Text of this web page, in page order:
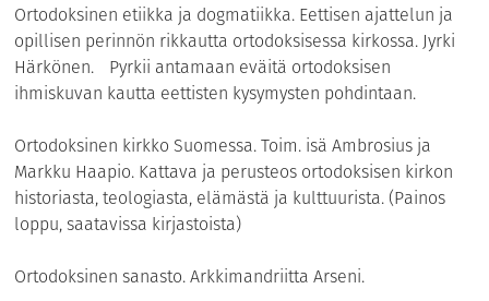
Ortodoksinen etiikka ja dogmatiikka. Eettisen ajattelun ja
opillisen perinnön rikkautta ortodoksisessa kirkossa. Jyrki
Härkönen. Pyrkii antamaan eväitä ortodoksisen
ihmiskuvan kautta eettisten kysymysten pohdintaan.
Ortodoksinen kirkko Suomessa. Toim. isä Ambrosius ja
Markku Haapio. Kattava ja perusteos ortodoksisen kirkon
historiasta, teologiasta, elämästä ja kulttuurista. (Painos
loppu, saatavissa kirjastoista)
Ortodoksinen sanasto. Arkkimandriitta Arseni.